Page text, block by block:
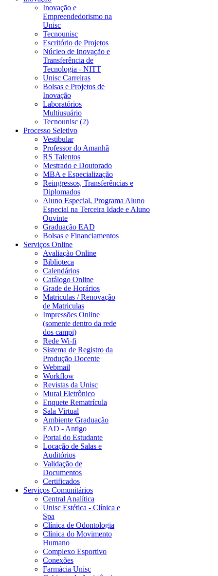
Inovação e
Empreendedorismo na
Unisc
Tecnounisc
Escritório de Projetos
Núcleo de Inovação e
Transferência de
Tecnologia - NITT
Unisc Carreiras
Bolsas e Projetos de
Inovação
Laboratórios
Multiusuário
Tecnounisc (2)
Processo Seletivo
Vestibular
Professor do Amanhã
RS Talentos
Mestrado e Doutorado
MBA e Especialização
Reingressos, Transferências e
Diplomados
Aluno Especial, Programa Aluno
Especial na Terceira Idade e Aluno
Ouvinte
Graduação EAD
Bolsas e Financiamentos
Serviços Online
Avaliação Online
Biblioteca
Calendários
Catálogo Online
Grade de Horários
Matriculas / Renovação
de Matriculas
Impressões Online
(somente dentro da rede
dos campi)
Rede Wi-fi
Sistema de Registro da
Produção Docente
Webmail
Workflow
Revistas da Unisc
Mural Eletrônico
Enquete Rematrícula
Sala Virtual
Ambiente Graduação
EAD - Antigo
Portal do Estudante
Locação de Salas e
Auditórios
Validação de
Documentos
Certificados
Serviços Comunitários
Central Analítica
Unisc Estética - Clínica e
Spa
Clínica de Odontologia
Clínica do Movimento
Humano
Complexo Esportivo
Conexões
Farmácia Unisc